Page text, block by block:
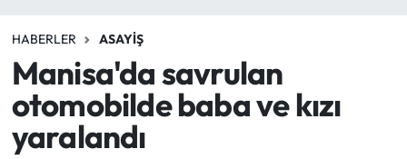
HABERLER ASAYIŞ
Manisa'da savrulan
otomobilde baba ve kızı
yaralandı
Tüm Manşetler
Son Dakika Haberleri
Haber Arşivi